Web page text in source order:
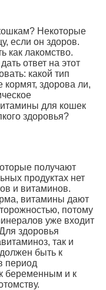
Некоторые
если он здоров.
как лакомство.
ответ на этот
какой тип
здорова ли,
для кошек
здоровья?
получают
продуктах нет
и витаминов.
витамины дают
потому
уже входит
здоровья
так и
быть к
период
беременным и к